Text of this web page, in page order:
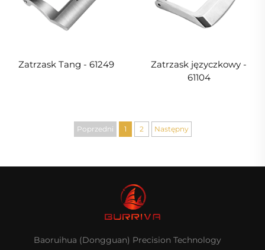
Zatrzask Tang - 61249
Zatrzask języczkowy -
61104
Poprzedni 1 2 Następny
Baoruihua (Dongguan) Precision Technology